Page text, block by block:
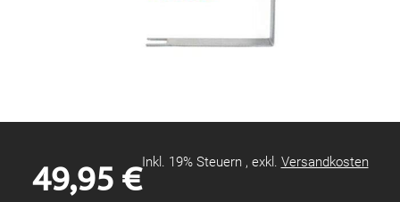
49,95 €Inkl. 19% Steuern , exkl. Versandkosten
springen